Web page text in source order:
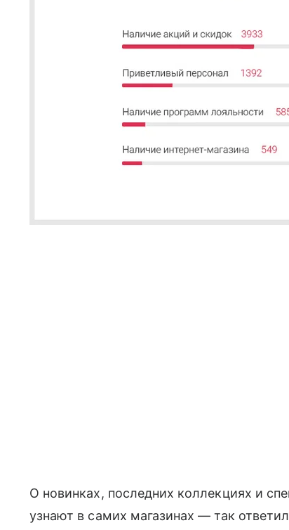
О новинках, последних коллекциях и
узнают в самих магазинах — так